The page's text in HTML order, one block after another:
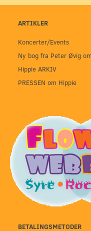
ARTIKLER
Koncerter/Events
Ny bog fra Peter Øvig
Hippie ARKIV
PRESSEN om Hippie
BETALINGSMETODER